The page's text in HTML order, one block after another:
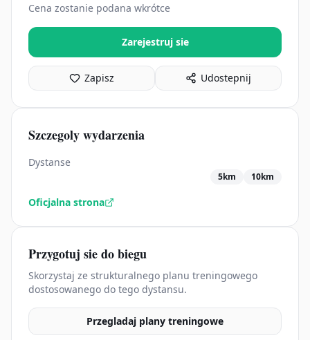
Cena zostanie podana wkrótce
Zarejestruj sie
Zapisz Udostepnij
Szczegoly wydarzenia
Dystanse
5km 10km
Oficjalna strona
Przygotuj sie do biegu
Skorzystaj ze strukturalnego planu treningowego
dostosowanego do tego dystansu.
Przegladaj plany treningowe